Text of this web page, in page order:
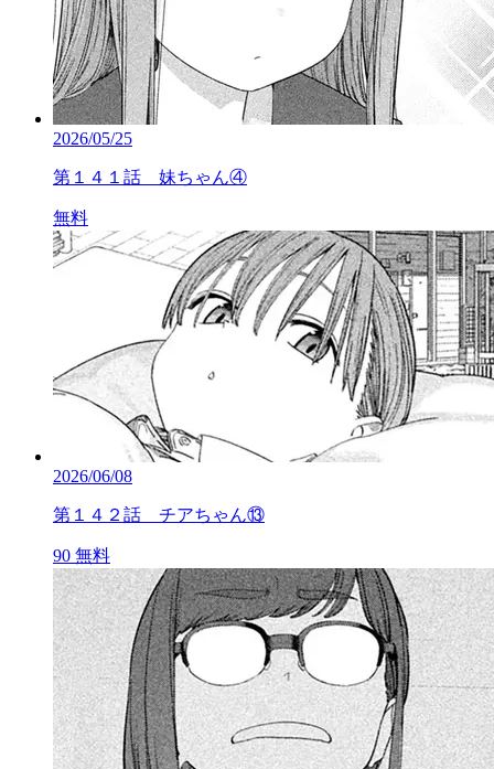
2026/05/25
第１４１話 妹ちゃん④
無料
2026/06/08
第１４２話 チアちゃん⑬
90 無料